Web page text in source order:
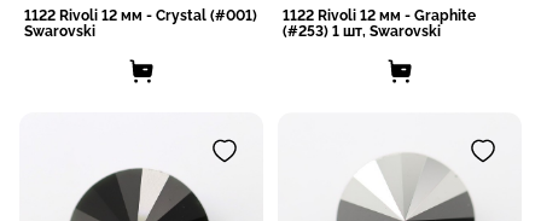
1122 Rivoli 12 мм - Crystal (#001)
Swarovski
1122 Rivoli 12 мм - Graphite
(#253) 1 шт, Swarovski